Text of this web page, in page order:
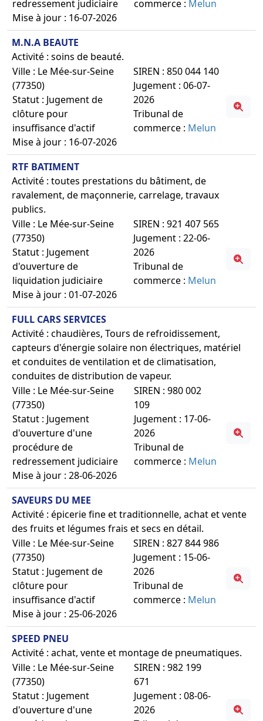
redressement judiciaire
Mise à jour : 16-07-2026
commerce : Melun
M.N.A BEAUTE
Activité : soins de beauté.
Ville : Le Mée-sur-Seine
(77350)
Statut : Jugement de
clôture pour
insuffisance d'actif
Mise à jour : 16-07-2026
SIREN : 850 044 140
Jugement : 06-07-
2026
Tribunal de
commerce : Melun
RTF BATIMENT
Activité : toutes prestations du bâtiment, de
ravalement, de maçonnerie, carrelage, travaux
publics.
Ville : Le Mée-sur-Seine
(77350)
Statut : Jugement
d'ouverture de
liquidation judiciaire
Mise à jour : 01-07-2026
SIREN : 921 407 565
Jugement : 22-06-
2026
Tribunal de
commerce : Melun
FULL CARS SERVICES
Activité : chaudières, Tours de refroidissement,
capteurs d'énergie solaire non électriques, matériel
et conduites de ventilation et de climatisation,
conduites de distribution de vapeur.
Ville : Le Mée-sur-Seine
(77350)
Statut : Jugement
d'ouverture d'une
procédure de
redressement judiciaire
Mise à jour : 28-06-2026
SIREN : 980 002
109
Jugement : 17-06-
2026
Tribunal de
commerce : Melun
SAVEURS DU MEE
Activité : épicerie fine et traditionnelle, achat et vente
des fruits et légumes frais et secs en détail.
Ville : Le Mée-sur-Seine
(77350)
Statut : Jugement de
clôture pour
insuffisance d'actif
Mise à jour : 25-06-2026
SIREN : 827 844 986
Jugement : 15-06-
2026
Tribunal de
commerce : Melun
SPEED PNEU
Activité : achat, vente et montage de pneumatiques.
Ville : Le Mée-sur-Seine
(77350)
Statut : Jugement
d'ouverture d'une
SIREN : 982 199
671
Jugement : 08-06-
2026